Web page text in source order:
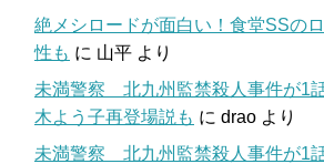
絶メシロードが面白い！食堂SSの
性も に 山平 より
未満警察 北九州監禁殺人事件が1
木よう子再登場説も に drao より
未満警察 北九州監禁殺人事件が1